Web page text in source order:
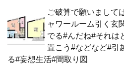
ご破算で願いまして
ャワールーム引く玄
でる#んだね#それは
置こう#などなど#引
る#妄想生活#間取り図